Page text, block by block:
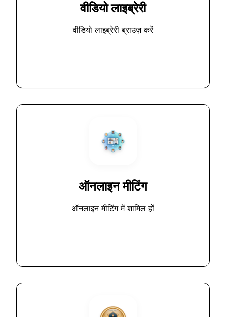
वीडियो लाइब्रेरी
वीडियो लाइब्रेरी ब्राउज़ करें
ऑनलाइन मीटिंग
ऑनलाइन मीटिंग में शामिल हों